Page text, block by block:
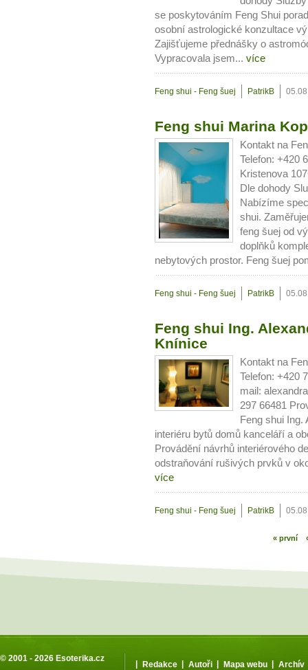
se poskytováním Feng Shui
osobní astrologické konzultace
Zajišťujeme přednášky o
Vypracovala jsem... více
Feng shui - Feng šuej PatrikB
Feng shui Marina
Kontakt na
Telefon: +420
Kristenova
Dle dohody
Nabízíme
shui.
feng šuej od
doplňků
nebytových prostor. Feng šuej
Feng shui - Feng šuej PatrikB
Feng shui Ing.
Knínice
Kontakt na
Telefon: +420
mail:
297 66481
Feng shui
interiéru bytů domů kanceláří a
Provádění návrhů interiérového
odstraňování rušivých prvků v
více
Feng shui - Feng šuej PatrikB
« první
© 2001 - 2026 Esoterika.cz
| Redakce | Autoři | Mapa webu | Archív